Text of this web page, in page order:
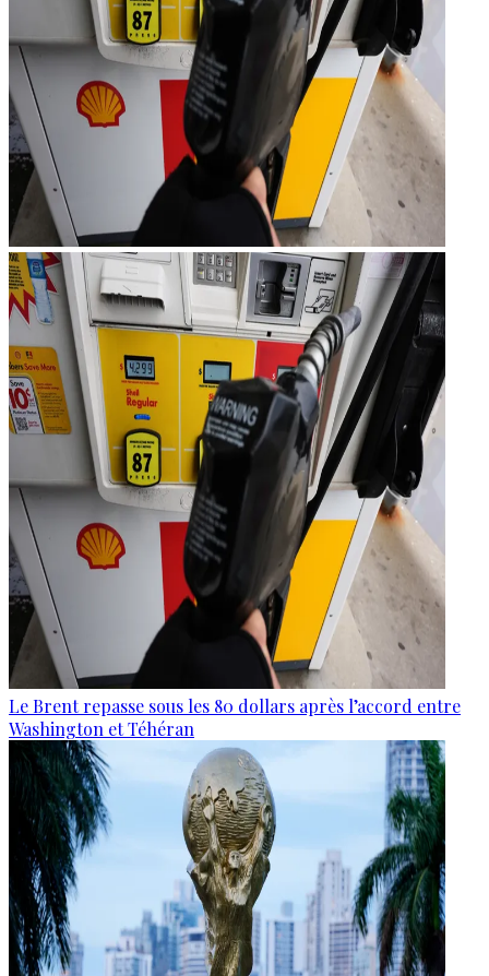
Le Brent repasse sous les 80 dollars après l’accord entre
Washington et Téhéran